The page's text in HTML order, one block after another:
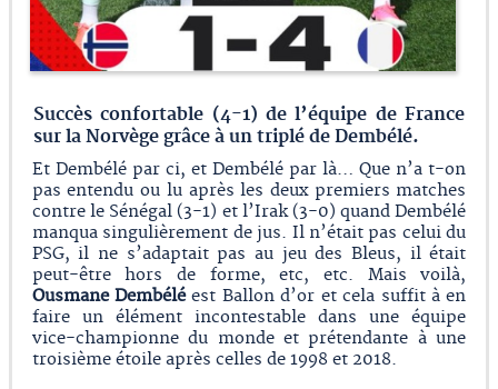
Succès confortable (4-1) de l’équipe de France
sur la Norvège grâce à un triplé de Dembélé.
Et Dembélé par ci, et Dembélé par là… Que n’a t-on
pas entendu ou lu après les deux premiers matches
contre le Sénégal (3-1) et l’Irak (3-0) quand Dembélé
manqua singulièrement de jus. Il n’était pas celui du
PSG, il ne s’adaptait pas au jeu des Bleus, il était
peut-être hors de forme, etc, etc. Mais voilà,
Ousmane Dembéléest Ballon d’or et cela suffit à en
faire un élément incontestable dans une équipe
vice-championne du monde et prétendante à une
troisième étoile après celles de 1998 et 2018.